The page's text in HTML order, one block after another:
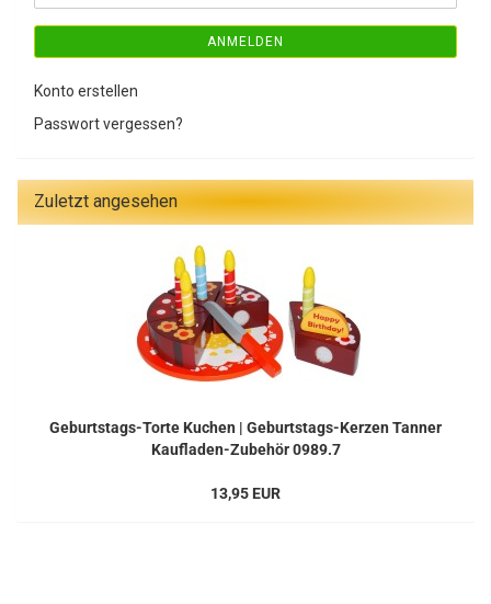
ANMELDEN
Konto erstellen
Passwort vergessen?
Zuletzt angesehen
Geburtstags-Torte Kuchen | Geburtstags-Kerzen Tanner
Kaufladen-Zubehör 0989.7
13,95 EUR